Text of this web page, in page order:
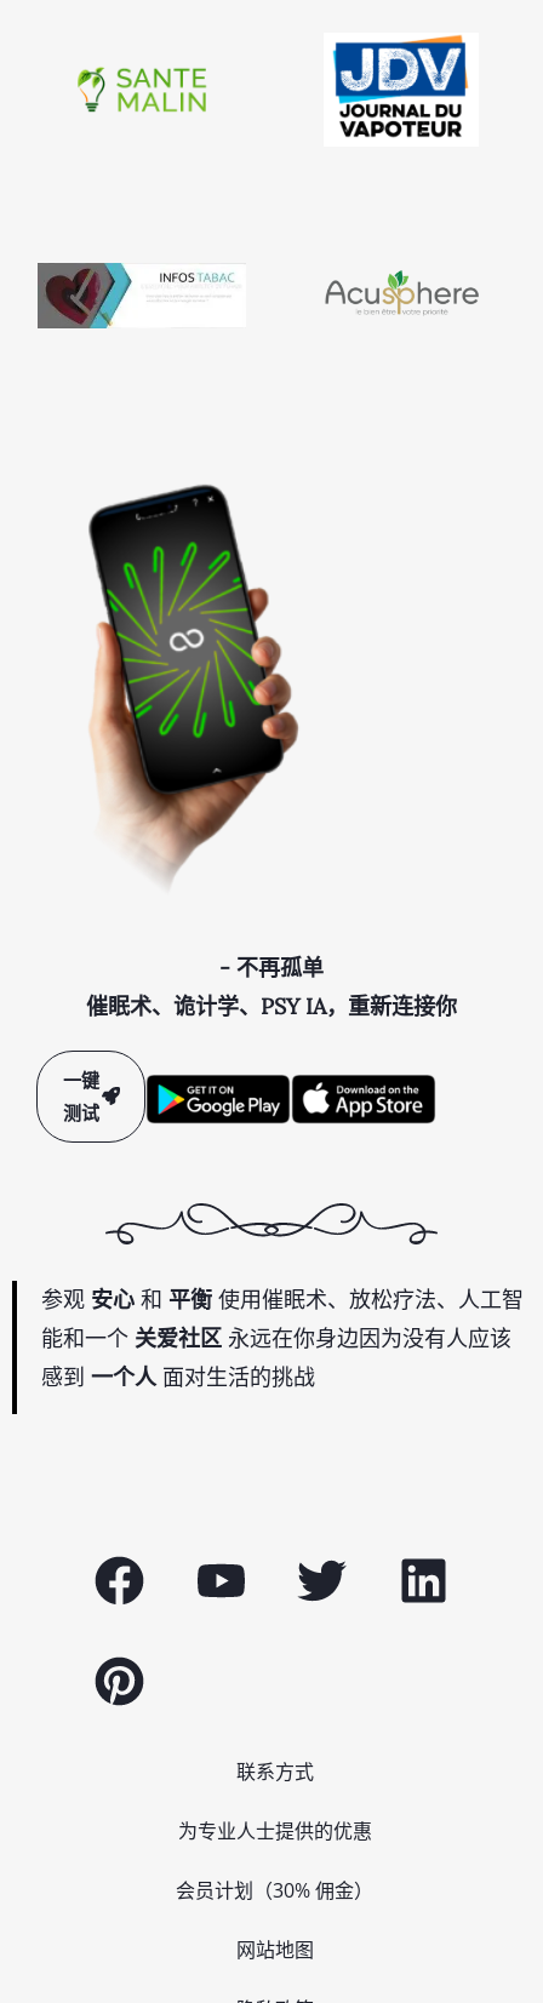
- 不再孤单
催眠术、诡计学、PSY IA，重新连接你
一键
测试
参观 安心 和 平衡 使用催眠术、放松疗法、人工智
能和一个 关爱社区 永远在你身边因为没有人应该
感到 一个人面对生活的挑战
联系方式
为专业人士提供的优惠
会员计划（30% 佣金）
网站地图